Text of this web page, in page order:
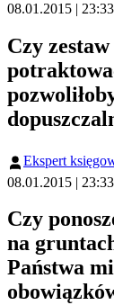
08.01.2015 | 23:33
Czy
Ekspert
08.01.2015 | 23:33
Czy
na
Państwa